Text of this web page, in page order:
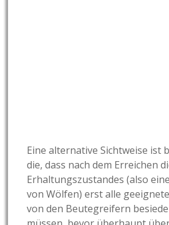
Eine alternative Sichtweise ist
die, dass nach dem Erreichen
Erhaltungszustandes (also
von Wölfen) erst alle
von den Beutegreifern